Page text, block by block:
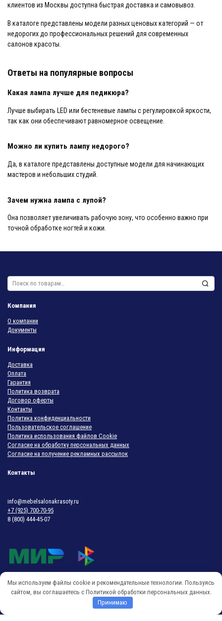
клиентов из Москвы доступна быстрая доставка и самовывоз.
В каталоге представлены модели разных ценовых категорий — от
недорогих до профессиональных решений для современных
салонов красоты.
Ответы на популярные вопросы
Какая лампа лучше для педикюра?
Лучше выбирать LED или бестеневые лампы с регулировкой яркости,
так как они обеспечивают равномерное освещение.
Можно ли купить лампу недорого?
Да, в каталоге представлены доступные модели для начинающих
мастеров и небольших студий.
Зачем нужна лампа с лупой?
Она позволяет увеличивать рабочую зону, что особенно важно при
точной обработке ногтей и кожи.
Искать:
Компания
О компании
Документы
Информация
Доставка
Оплата
Гарантия
Политика возврата
Договор оферты
Контакты
Политика конфиденциальности
Пользовательское соглашение
Политика использования файлов Cookie
Согласие на обработку персональных данных
Согласие на получение рекламных рассылок
Контакты
info@mebelsalonakrasoty.ru
+7 (925) 700-70-95
8 (800) 444-45-07
© 2018-2026 Мебель Салона Красоты
Мы используем файлы cookie и рекомендательные технологии. Пользуясь
сайтом, вы соглашаетесь с Политикой обработки персональных данных.
Принимаю